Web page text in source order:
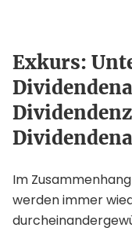
Exkurs:
Im
werden immer